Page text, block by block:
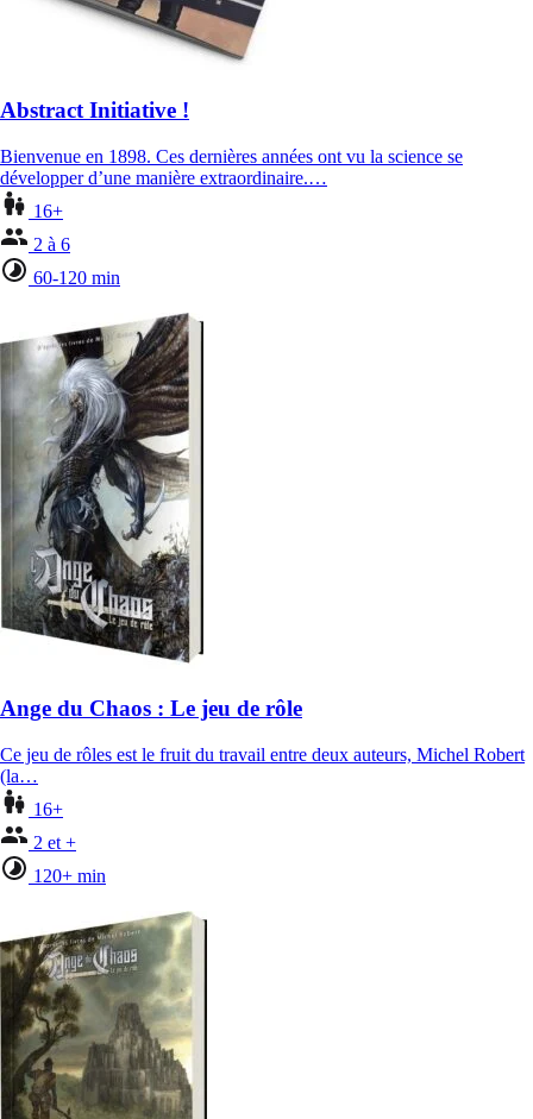
Abstract Initiative !
Bienvenue en 1898. Ces dernières années ont vu la science se
développer d’une manière extraordinaire.…
16+
2 à 6
60-120 min
Ange du Chaos : Le jeu de rôle
Ce jeu de rôles est le fruit du travail entre deux auteurs, Michel Robert
(la…
16+
2 et +
120+ min